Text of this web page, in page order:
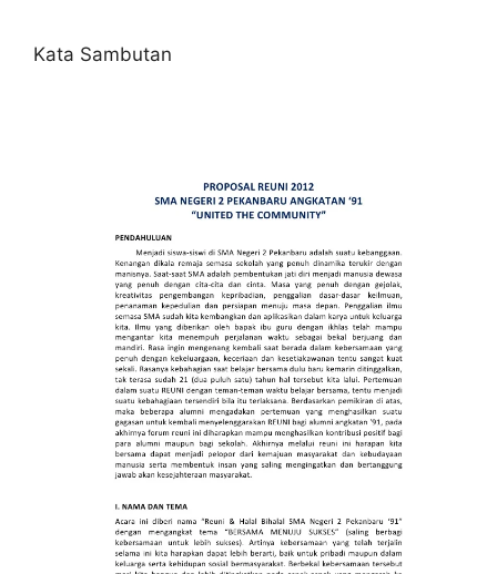
Kata Sambutan